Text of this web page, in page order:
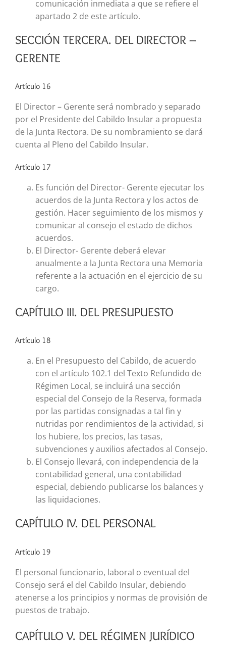
comunicación inmediata a que se refiere el
apartado 2 de este artículo.
SECCIÓN TERCERA. DEL DIRECTOR –
GERENTE
Artículo 16
El Director – Gerente será nombrado y separado
por el Presidente del Cabildo Insular a propuesta
de la Junta Rectora. De su nombramiento se dará
cuenta al Pleno del Cabildo Insular.
Artículo 17
Es función del Director- Gerente ejecutar los
acuerdos de la Junta Rectora y los actos de
gestión. Hacer seguimiento de los mismos y
comunicar al consejo el estado de dichos
acuerdos.
El Director- Gerente deberá elevar
anualmente a la Junta Rectora una Memoria
referente a la actuación en el ejercicio de su
cargo.
CAPÍTULO III. DEL PRESUPUESTO
Artículo 18
En el Presupuesto del Cabildo, de acuerdo
con el artículo 102.1 del Texto Refundido de
Régimen Local, se incluirá una sección
especial del Consejo de la Reserva, formada
por las partidas consignadas a tal fin y
nutridas por rendimientos de la actividad, si
los hubiere, los precios, las tasas,
subvenciones y auxilios afectados al Consejo.
El Consejo llevará, con independencia de la
contabilidad general, una contabilidad
especial, debiendo publicarse los balances y
las liquidaciones.
CAPÍTULO IV. DEL PERSONAL
Artículo 19
El personal funcionario, laboral o eventual del
Consejo será el del Cabildo Insular, debiendo
atenerse a los principios y normas de provisión de
puestos de trabajo.
CAPÍTULO V. DEL RÉGIMEN JURÍDICO